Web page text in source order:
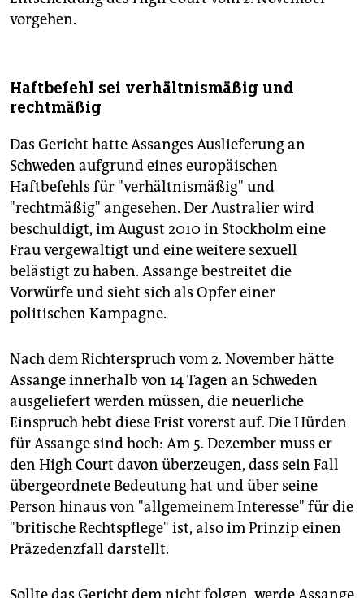
vorgehen.
Haftbefehl sei verhältnismäßig und
rechtmäßig
Das Gericht hatte Assanges Auslieferung an
Schweden aufgrund eines europäischen
Haftbefehls für "verhältnismäßig" und
"rechtmäßig" angesehen. Der Australier wird
beschuldigt, im August 2010 in Stockholm eine
Frau vergewaltigt und eine weitere sexuell
belästigt zu haben. Assange bestreitet die
Vorwürfe und sieht sich als Opfer einer
politischen Kampagne.
Nach dem Richterspruch vom 2. November hätte
Assange innerhalb von 14 Tagen an Schweden
ausgeliefert werden müssen, die neuerliche
Einspruch hebt diese Frist vorerst auf. Die Hürden
für Assange sind hoch: Am 5. Dezember muss er
den High Court davon überzeugen, dass sein Fall
übergeordnete Bedeutung hat und über seine
Person hinaus von "allgemeinem Interesse" für die
"britische Rechtspflege" ist, also im Prinzip einen
Präzedenzfall darstellt.